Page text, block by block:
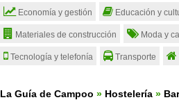
Economía y gestión Educación y
Materiales de construcción Moda y
Tecnología y telefonía Transporte
La Guía de Campoo » Hostelería »